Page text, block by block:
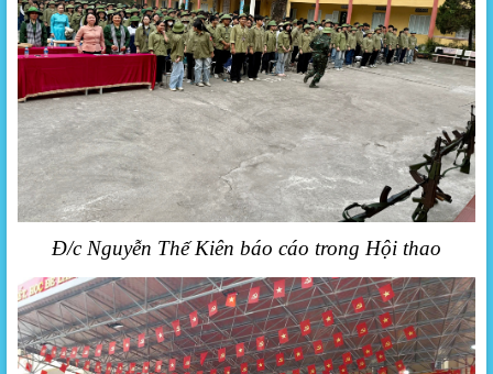
Đ/c Nguyễn Thế Kiên báo cáo trong Hội thao